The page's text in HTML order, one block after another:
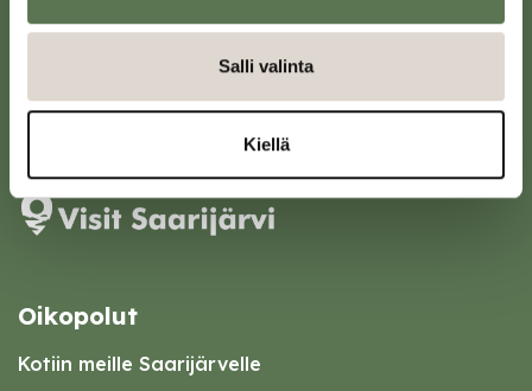
Salli valinta
Kiellä
43100 Saarijärvi
Oikopolut
Kotiin meille Saarijärvelle